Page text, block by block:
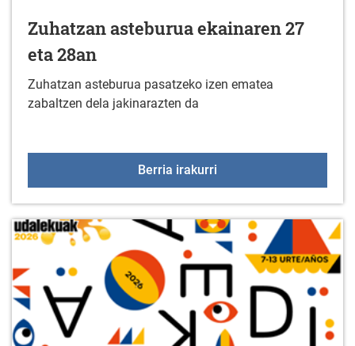
Zuhatzan asteburua ekainaren 27
eta 28an
Zuhatzan asteburua pasatzeko izen ematea
zabaltzen dela jakinarazten da
Berria irakurri